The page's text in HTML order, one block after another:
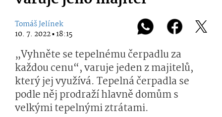
Tomáš Jelínek
10. 7. 2022 ▪ 18:15
„Vyhněte se tepelnému čerpadlu za
každou cenu“, varuje jeden z majitelů,
který jej využívá. Tepelná čerpadla se
podle něj prodraží hlavně domům s
velkými tepelnými ztrátami.